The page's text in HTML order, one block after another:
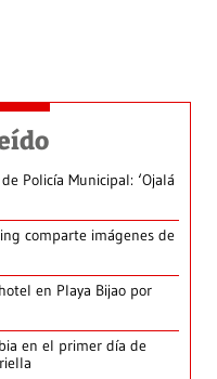
Policía Municipal: ‘Ojalá
comparte imágenes de
en Playa Bijao por
en el primer día de